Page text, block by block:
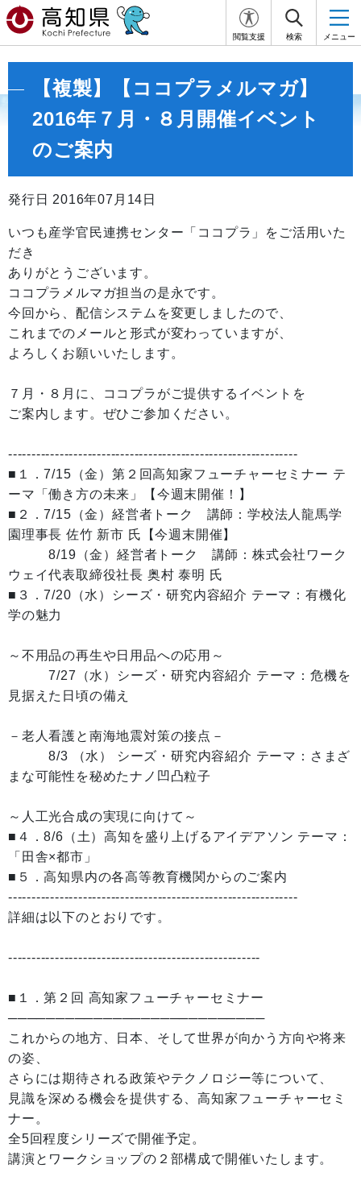
閲覧支援 検索 メニュー
【複製】【ココプラメルマガ】
2016年７月・８月開催イベント
のご案内
発行日 2016年07月14日
いつも産学官民連携センター「ココプラ」をご活用いた
だき
ありがとうございます。
ココプラメルマガ担当の是永です。
今回から、配信システムを変更しましたので、
これまでのメールと形式が変わっていますが、
よろしくお願いいたします。
７月・８月に、ココプラがご提供するイベントを
ご案内します。ぜひご参加ください。
--------------------------------------------------------------
■１．7/15（金）第２回高知家フューチャーセミナー テ
ーマ「働き方の未来」【今週末開催！】
■２．7/15（金）経営者トーク 講師：学校法人龍馬学
園理事長 佐竹 新市 氏【今週末開催】
8/19（金）経営者トーク 講師：株式会社ワーク
ウェイ代表取締役社長 奥村 泰明 氏
■３．7/20（水）シーズ・研究内容紹介 テーマ：有機化
学の魅力
～不用品の再生や日用品への応用～
7/27（水）シーズ・研究内容紹介 テーマ：危機を
見据えた日頃の備え
－老人看護と南海地震対策の接点－
8/3 （水） シーズ・研究内容紹介 テーマ：さまざ
まな可能性を秘めたナノ凹凸粒子
～人工光合成の実現に向けて～
■４．8/6（土）高知を盛り上げるアイデアソン テーマ：
「田舎×都市」
■５．高知県内の各高等教育機関からのご案内
--------------------------------------------------------------
詳細は以下のとおりです。
------------------------------------------------------
■１．第２回 高知家フューチャーセミナー
───────────────────────────
これからの地方、日本、そして世界が向かう方向や将来
の姿、
さらには期待される政策やテクノロジー等について、
見識を深める機会を提供する、高知家フューチャーセミ
ナー。
全5回程度シリーズで開催予定。
講演とワークショップの２部構成で開催いたします。